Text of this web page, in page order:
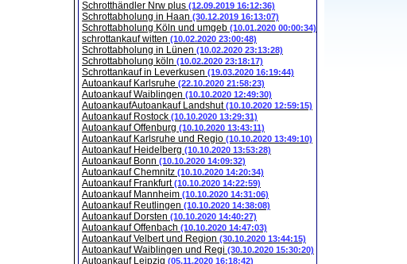
Schrotthändler Nrw plus (12.09.2019 16:12:36)
Schrottabholung in Haan (30.12.2019 16:13:07)
Schrottabholung Köln und umgeb (10.01.2020 00:00:34)
schrottankauf witten (10.02.2020 23:00:48)
Schrottabholung in Lünen (10.02.2020 23:13:28)
Schrottabholung köln (10.02.2020 23:18:17)
Schrottankauf in Leverkusen (19.03.2020 16:19:44)
Autoankauf Karlsruhe (22.10.2020 21:58:23)
Autoankauf Waiblingen (10.10.2020 12:49:30)
AutoankaufAutoankauf Landshut(10.10.2020 12:59:15)
Autoankauf Rostock (10.10.2020 13:29:31)
Autoankauf Offenburg (10.10.2020 13:43:11)
Autoankauf Karlsruhe und Regio (10.10.2020 13:49:10)
Autoankauf Heidelberg (10.10.2020 13:53:28)
Autoankauf Bonn (10.10.2020 14:09:32)
Autoankauf Chemnitz (10.10.2020 14:20:34)
Autoankauf Frankfurt(10.10.2020 14:22:59)
Autoankauf Mannheim (10.10.2020 14:31:06)
Autoankauf Reutlingen (10.10.2020 14:38:08)
Autoankauf Dorsten (10.10.2020 14:40:27)
Autoankauf Offenbach (10.10.2020 14:47:03)
Autoankauf Velbert und Region (30.10.2020 13:44:15)
Autoankauf Waiblingen und Regi (30.10.2020 15:30:20)
Autoankauf Leipzig (05.11.2020 16:18:42)